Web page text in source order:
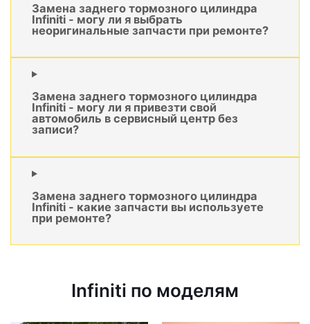
Замена заднего тормозного цилиндра
Infiniti - могу ли я выбрать
неоригинальные запчасти при ремонте?
Замена заднего тормозного цилиндра
Infiniti - могу ли я привезти свой
автомобиль в сервисный центр без
записи?
Замена заднего тормозного цилиндра
Infiniti - какие запчасти вы используете
при ремонте?
Infiniti по моделям